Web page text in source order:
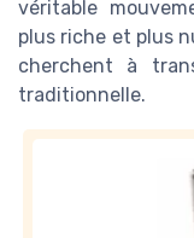
véritable
plus riche et plus
cherchent à
traditionnelle.